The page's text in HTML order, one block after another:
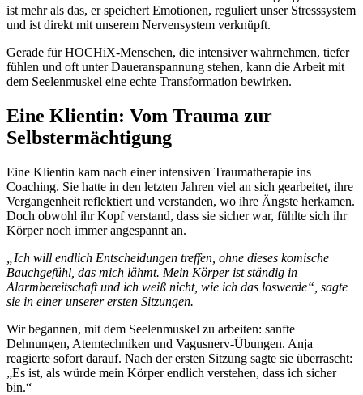
ist mehr als das, er speichert Emotionen, reguliert unser Stresssystem
und ist direkt mit unserem Nervensystem verknüpft.
Gerade für HOCHiX-Menschen, die intensiver wahrnehmen, tiefer
fühlen und oft unter Daueranspannung stehen, kann die Arbeit mit
dem Seelenmuskel eine echte Transformation bewirken.
Eine Klientin: Vom Trauma zur
Selbstermächtigung
Eine Klientin kam nach einer intensiven Traumatherapie ins
Coaching. Sie hatte in den letzten Jahren viel an sich gearbeitet, ihre
Vergangenheit reflektiert und verstanden, wo ihre Ängste herkamen.
Doch obwohl ihr Kopf verstand, dass sie sicher war, fühlte sich ihr
Körper noch immer angespannt an.
„Ich will endlich Entscheidungen treffen, ohne dieses komische
Bauchgefühl, das mich lähmt. Mein Körper ist ständig in
Alarmbereitschaft und ich weiß nicht, wie ich das loswerde“, sagte
sie in einer unserer ersten Sitzungen.
Wir begannen, mit dem Seelenmuskel zu arbeiten: sanfte
Dehnungen, Atemtechniken und Vagusnerv-Übungen. Anja
reagierte sofort darauf. Nach der ersten Sitzung sagte sie überrascht:
„Es ist, als würde mein Körper endlich verstehen, dass ich sicher
bin.“